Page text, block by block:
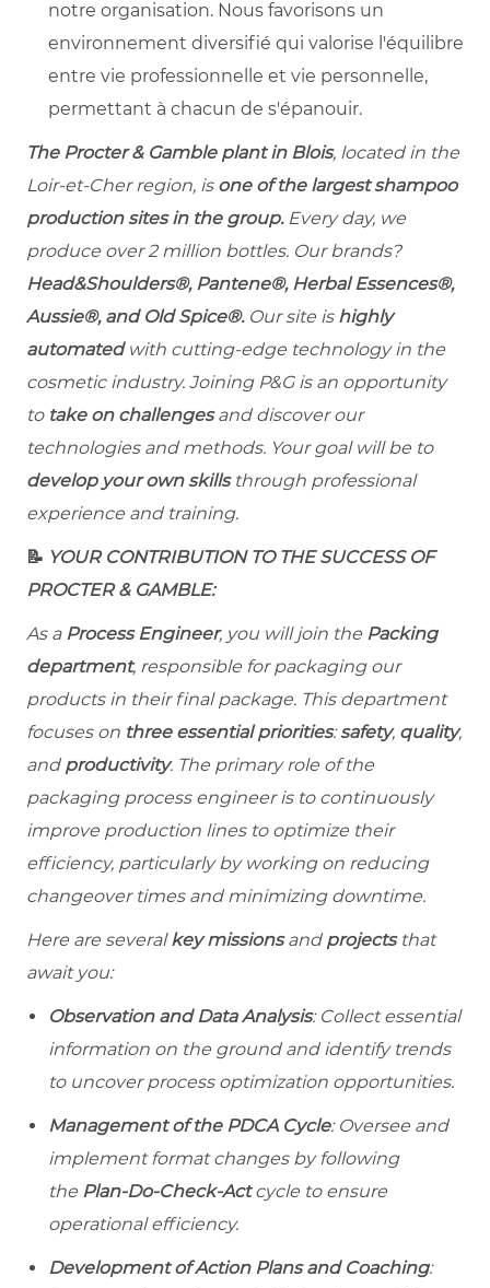
notre organisation. Nous favorisons un
environnement diversifié qui valorise l'équilibre
entre vie professionnelle et vie personnelle,
permettant à chacun de s'épanouir.
The Procter & Gamble plant in Blois, located in the
Loir-et-Cher region, is one of the largest shampoo
production sites in the group. Every day, we
produce over 2 million bottles. Our brands?
Head&Shoulders®, Pantene®, Herbal Essences®,
Aussie®, and Old Spice®.Our site is highly
automatedwith cutting-edge technology in the
cosmetic industry. Joining P&G is an opportunity
to take on challengesand discover our
technologies and methods. Your goal will be to
develop your own skillsthrough professional
experience and training.
📝 YOUR CONTRIBUTION TO THE SUCCESS OF
PROCTER & GAMBLE:
As a Process Engineer, you will join the Packing
department, responsible for packaging our
products in their final package. This department
focuses on three essential priorities:safety, quality,
and productivity. The primary role of the
packaging process engineer is to continuously
improve production lines to optimize their
efficiency, particularly by working on reducing
changeover times and minimizing downtime.
Here are severalkey missionsand projectsthat
await you:
Observation and Data Analysis: Collect essential
information on the ground and identify trends
to uncover process optimization opportunities.
Management of the PDCA Cycle: Oversee and
implement format changes by following
the Plan-Do-Check-Actcycle to ensure
operational efficiency.
Development of Action Plans and Coaching: